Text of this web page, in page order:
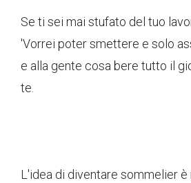
Se ti sei mai stufato del tuo
'Vorrei poter smettere e solo
e alla gente cosa bere tutto il
te.
L'idea di diventare sommelier è